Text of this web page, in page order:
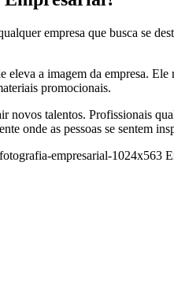
empresa que busca se
a imagem da empresa.
promocionais.
novos talentos. Profissionais
onde as pessoas se sentem